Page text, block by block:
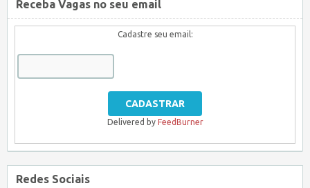
Receba Vagas no seu email
Cadastre seu email:
Delivered by FeedBurner
Redes Sociais